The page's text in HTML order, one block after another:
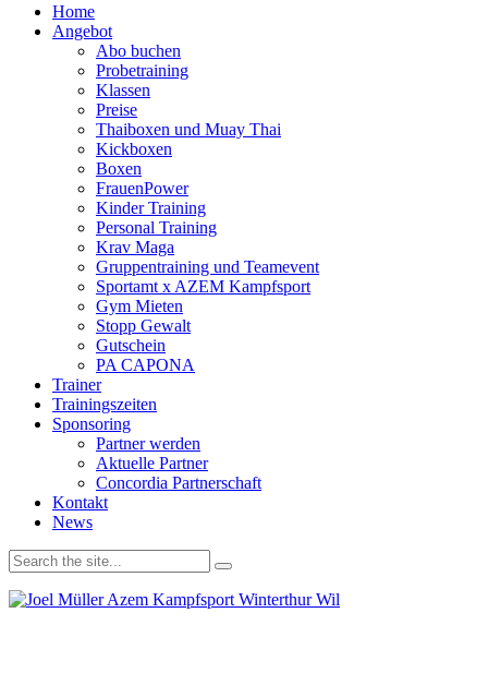
Home
Angebot
Abo buchen
Probetraining
Klassen
Preise
Thaiboxen und Muay Thai
Kickboxen
Boxen
FrauenPower
Kinder Training
Personal Training
Krav Maga
Gruppentraining und Teamevent
Sportamt x AZEM Kampfsport
Gym Mieten
Stopp Gewalt
Gutschein
PA CAPONA
Trainer
Trainingszeiten
Sponsoring
Partner werden
Aktuelle Partner
Concordia Partnerschaft
Kontakt
News